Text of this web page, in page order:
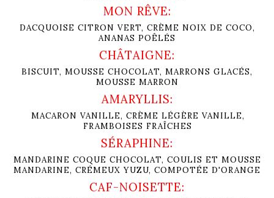
MON RÊVE:
DACQUOISE CITRON VERT, CRÈME NOIX DE COCO,
ANANAS POÊLÉS
CHÂTAIGNE:
BISCUIT, MOUSSE CHOCOLAT, MARRONS GLACÉS,
MOUSSE MARRON
AMARYLLIS:
MACARON VANILLE, CRÈME LÉGÈRE VANILLE,
FRAMBOISES FRAÎCHES
SÉRAPHINE:
MANDARINE COQUE CHOCOLAT, COULIS ET MOUSSE
MANDARINE, CRÉMEUX YUZU, COMPOTÉE D'ORANGE
CAF-NOISETTE: